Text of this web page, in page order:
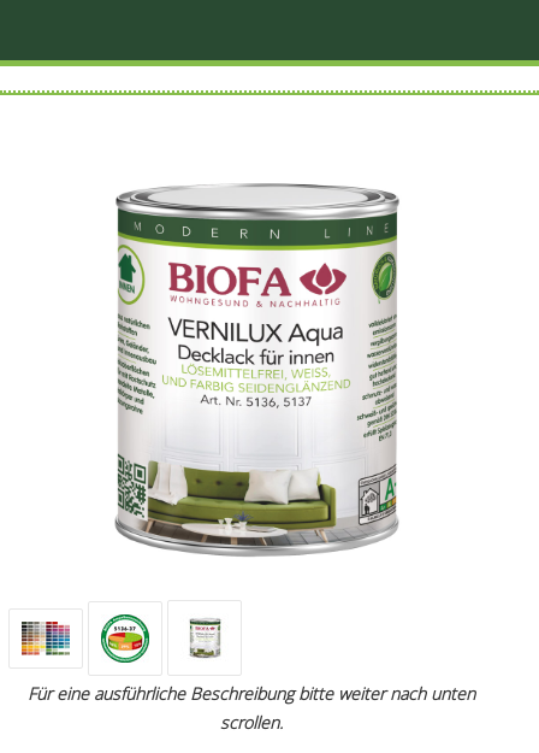
Für eine ausführliche Beschreibung bitte weiter nach unten
scrollen.